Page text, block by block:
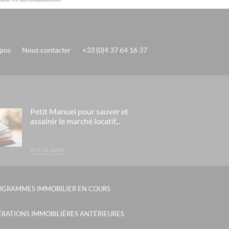
Nous contacter +33 (0)4 37 64 16 37
Petit Manuel pour sauver et
assainir le marché locatif...
lire la suite
IMMOBILIER EN COURS
IMMOBILIÈRES ANTÉRIEURES